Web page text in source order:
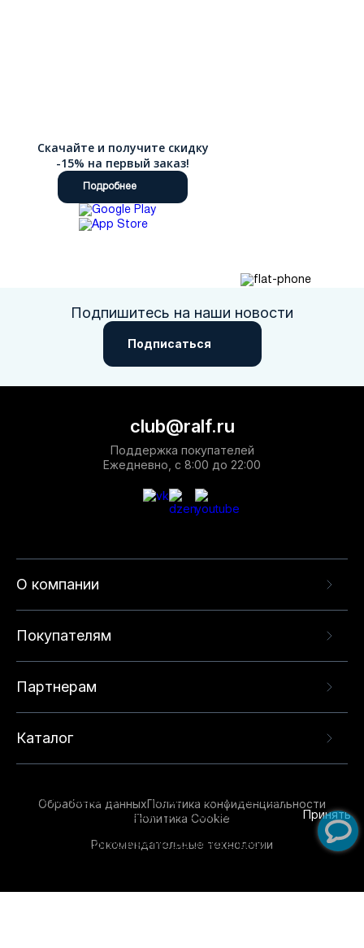
Скачайте и получите скидку
-15% на первый заказ!
Подробнее
Подпишитесь на наши новости
Подписаться
О компании
Покупателям
Партнерам
Каталог
club@ralf.ru
Поддержка покупателей
Ежедневно, с 8:00 до 22:00
Обработка данныхПолитика конфиденциальности
Политика Cookie
Рекомендательные технологии
опыта на нашем сайте. Продолжая использовать
данный сайт, вы соглашаетесь с использованием
технологий. Для получения дополнительной
Принять